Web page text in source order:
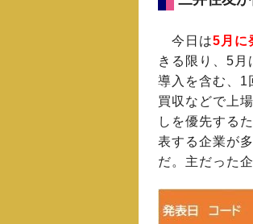
今日は5月に
きる限り、5月
導入を含む、1
買収などで上
しを優先する
表する企業が
だ。主だった